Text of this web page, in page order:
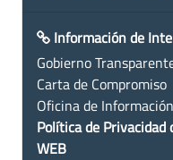
Información de
Gobierno
Carta de Compromiso
Oficina de
Política de Privacidad
WEB